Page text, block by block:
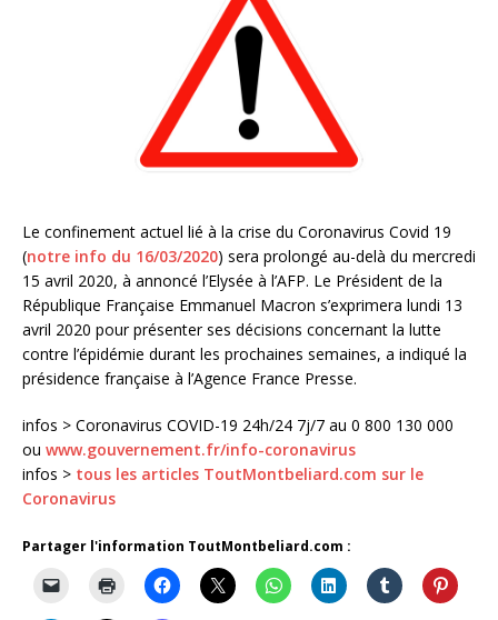
Le confinement actuel lié à la crise du Coronavirus Covid 19
(notre info du 16/03/2020) sera prolongé au-delà du mercredi
15 avril 2020, à annoncé l’Elysée à l’AFP. Le Président de la
République Française Emmanuel Macron s’exprimera lundi 13
avril 2020 pour présenter ses décisions concernant la lutte
contre l’épidémie durant les prochaines semaines, a indiqué la
présidence française à l’Agence France Presse.
infos > Coronavirus COVID-19 24h/24 7j/7 au 0 800 130 000
ou www.gouvernement.fr/info-coronavirus
infos > tous les articles ToutMontbeliard.com sur le
Coronavirus
Partager l'information ToutMontbeliard.com :